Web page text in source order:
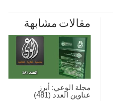
مقالات مشابهة
مجلة الوعي: أبرز
عناوين العدد (481)